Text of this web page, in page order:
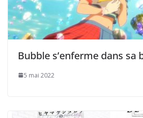
Bubble s’enferme dans sa
5 mai 2022